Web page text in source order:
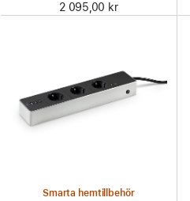
2 095,00 kr
Smarta hemtillbehör